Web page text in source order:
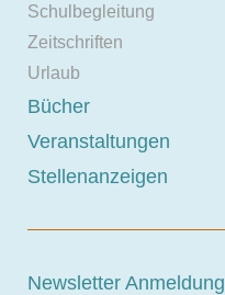
Schulbegleitung
Zeitschriften
Urlaub
Bücher
Veranstaltungen
Stellenanzeigen
Newsletter Anmeldung